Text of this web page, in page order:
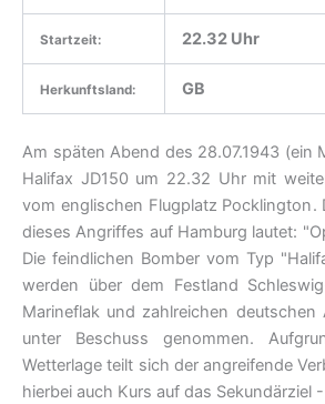
Startzeit: 22.32 Uhr
Herkunftsland: GB
Am späten Abend des 28.07.1943 (ein
Halifax JD150 um 22.32 Uhr mit
vom englischen Flugplatz Pocklington.
dieses Angriffes auf Hamburg lautet:
Die feindlichen Bomber vom Typ
werden über dem Festland
Marineflak und zahlreichen deutschen
unter Beschuss genommen.
Wetterlage teilt sich der angreifende
hierbei auch Kurs auf das Sekundärziel